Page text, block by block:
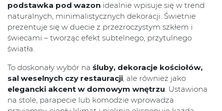
podstawka pod wazon idealnie wpisuje się w trend
naturalnych, minimalistycznych dekoracji. Świetnie
prezentuje się w duecie z przezroczystym szkłem i
świecami – tworząc efekt subtelnego, przytulnego
światła.
To doskonały wybór na śluby, dekoracje kościołów,
sal weselnych czy restauracji, ale również jako
elegancki akcent w domowym wnętrzu. Ustawiona
na stole, parapecie lub komodzie wprowadza